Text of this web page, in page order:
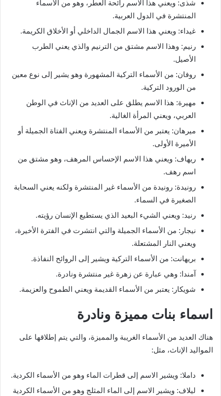
شذى: ويعني هذا الاسم رائحة العطر، وهو من الأسماء
المنتشرة في الدول العربية.
غيداء: ويعني هذا الاسم الجمال الداخلي أو الأخلاق الكريمة.
رنيم: وهذا الاسم مشتق من الترنيم والذي يعني الطرب
الأصيل.
روفان: من الأسماء التركية المشهورة وهو يشير إلى نوع معين
من الورود التركية.
مهيرة: هذا الاسم يطلق على العديد من الإناث في الوطن
العربي، ويعني المرأة الغالية.
ميرهان: يعتبر من الأسماء المنتشرة ويعني الفتاة الجميلة أو
الأميرة الأولى.
ريهاف: ويعني هذا الاسم الإحساس المرهف، وهو مشتق من
اسم رهف.
رونيدة: رونيدة من الأسماء غير المنتشرة ولكنه يعني السحابة
الصغيرة في السماء.
رنيد: ويعني الشيء البعيد الذي يستطيع الإنسان رؤيته.
نيجار: من الأسماء الجميلة والتي انتشرت في الفترة الأخيرة،
ويعني النار المشتعلة.
بريهانت: من الأسماء التركية ويشير إلى الروائح النفاذة.
آمندا: وهي عبارة عن زهرة غير منتشرة ونادرة.
شويكار: يعتبر من الأسماء القديمة ويعني الطموح والعزيمة.
اسماء بنات مميزة ونادرة
هناك العديد من الأسماء الغريبة والمميزة، والتي يتم إطلاقها على
المواليد الإناث، مثل:
داملا: ويشير الاسم إلى قطرات الماء وهو من الأسماء الكردية.
ليلاف: ويشير الاسم إلى الماء المثلج وهو من الأسماء الكردية